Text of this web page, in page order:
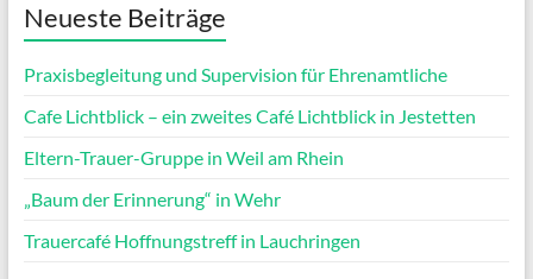
Neueste Beiträge
Praxisbegleitung und Supervision für Ehrenamtliche
Cafe Lichtblick – ein zweites Café Lichtblick in Jestetten
Eltern-Trauer-Gruppe in Weil am Rhein
„Baum der Erinnerung“ in Wehr
Trauercafé Hoffnungstreff in Lauchringen